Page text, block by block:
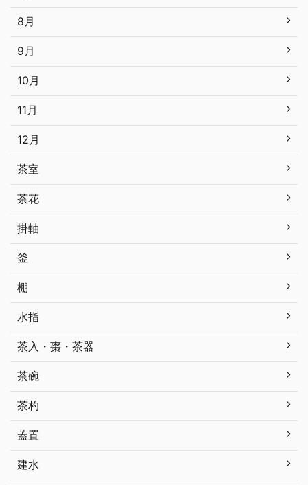
8月
9月
10月
11月
12月
茶室
茶花
掛軸
釜
棚
水指
茶入・棗・茶器
茶碗
茶杓
蓋置
建水